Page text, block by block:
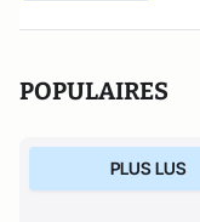
POPULAIRES
PLUS LUS